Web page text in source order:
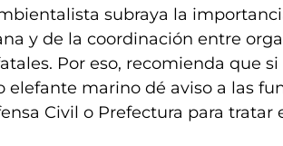
subraya la
y de la coordinación entre
Por eso, recomienda que
elefante marino dé aviso a las
Civil o Prefectura para tratar